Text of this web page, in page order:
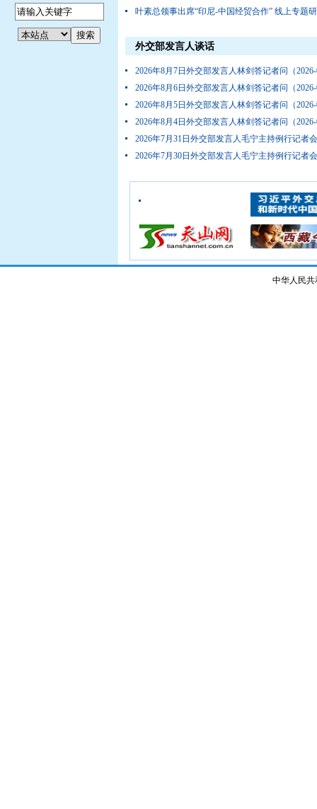
叶素总领事出席“印尼-中国经贸合作” 线上专题
外交部发言人谈话
2026年8月7日外交部发言人林剑答记者问 （
2026年8月6日外交部发言人林剑答记者问 （
2026年8月5日外交部发言人林剑答记者问 （
2026年8月4日外交部发言人林剑答记者问 （
2026年7月31日外交部发言人毛宁主持例行记者会
2026年7月30日外交部发言人毛宁主持例行记者会
中华人民